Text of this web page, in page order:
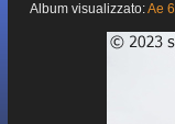
Album visualizzato:Ae